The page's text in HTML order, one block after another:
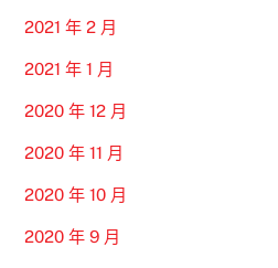
2021 年 2 月
2021 年 1 月
2020 年 12 月
2020 年 11 月
2020 年 10 月
2020 年 9 月